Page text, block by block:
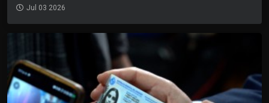
Jul 03 2026